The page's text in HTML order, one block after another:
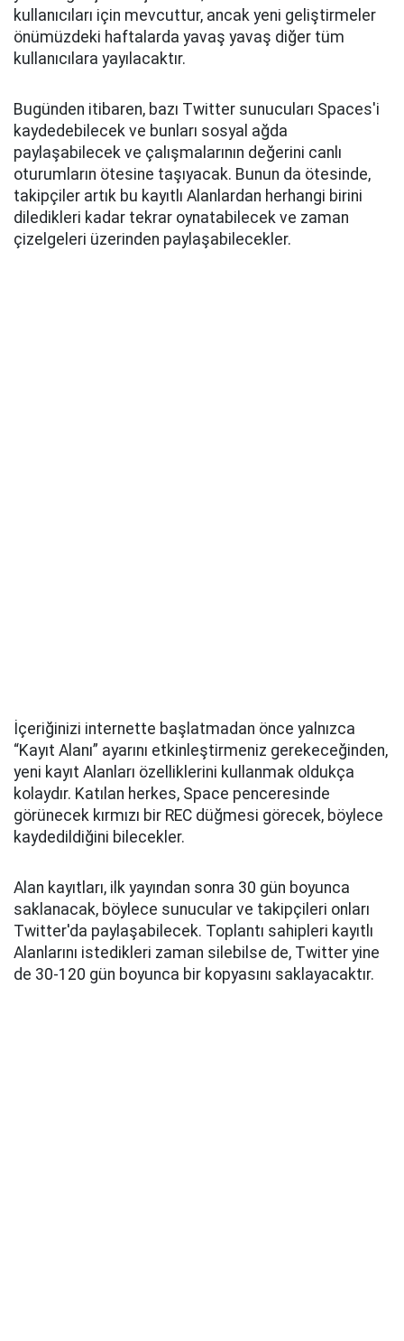
kullanıcıları için mevcuttur, ancak yeni geliştirmeler
önümüzdeki haftalarda yavaş yavaş diğer tüm
kullanıcılara yayılacaktır.
Bugünden itibaren, bazı Twitter sunucuları Spaces'i
kaydedebilecek ve bunları sosyal ağda
paylaşabilecek ve çalışmalarının değerini canlı
oturumların ötesine taşıyacak. Bunun da ötesinde,
takipçiler artık bu kayıtlı Alanlardan herhangi birini
diledikleri kadar tekrar oynatabilecek ve zaman
çizelgeleri üzerinden paylaşabilecekler.
İçeriğinizi internette başlatmadan önce yalnızca
“Kayıt Alanı” ayarını etkinleştirmeniz gerekeceğinden,
yeni kayıt Alanları özelliklerini kullanmak oldukça
kolaydır. Katılan herkes, Space penceresinde
görünecek kırmızı bir REC düğmesi görecek, böylece
kaydedildiğini bilecekler.
Alan kayıtları, ilk yayından sonra 30 gün boyunca
saklanacak, böylece sunucular ve takipçileri onları
Twitter'da paylaşabilecek. Toplantı sahipleri kayıtlı
Alanlarını istedikleri zaman silebilse de, Twitter yine
de 30-120 gün boyunca bir kopyasını saklayacaktır.